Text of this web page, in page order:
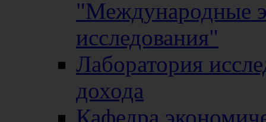
"Международные
исследования"
Лаборатория
дохода
Кафедра